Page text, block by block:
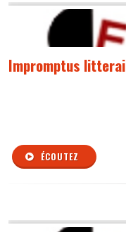
Impromptus
ÉCOUTEZ